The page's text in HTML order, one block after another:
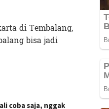
di Tembalang,
bisa jadi
coba saja, nggak